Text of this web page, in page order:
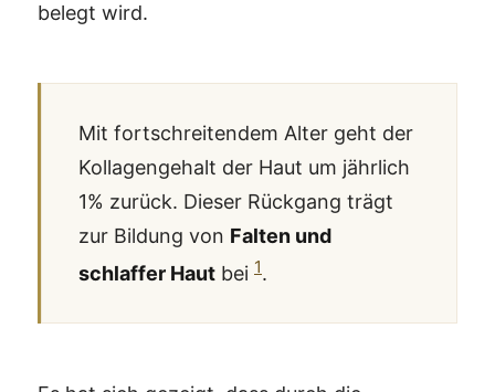
belegt wird.
Mit fortschreitendem Alter geht der
Kollagengehalt der Haut um jährlich
1% zurück. Dieser Rückgang trägt
zur Bildung von Falten und
schlaffer Haut bei 1.